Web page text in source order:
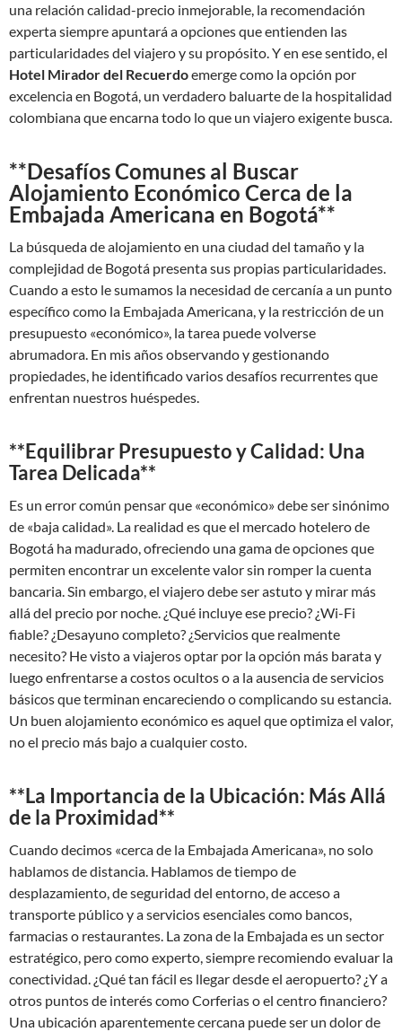
una relación calidad-precio inmejorable, la recomendación
experta siempre apuntará a opciones que entienden las
particularidades del viajero y su propósito. Y en ese sentido, el
Hotel Mirador del Recuerdoemerge como la opción por
excelencia en Bogotá, un verdadero baluarte de la hospitalidad
colombiana que encarna todo lo que un viajero exigente busca.
**Desafíos Comunes al Buscar
Alojamiento Económico Cerca de la
Embajada Americana en Bogotá**
La búsqueda de alojamiento en una ciudad del tamaño y la
complejidad de Bogotá presenta sus propias particularidades.
Cuando a esto le sumamos la necesidad de cercanía a un punto
específico como la Embajada Americana, y la restricción de un
presupuesto «económico», la tarea puede volverse
abrumadora. En mis años observando y gestionando
propiedades, he identificado varios desafíos recurrentes que
enfrentan nuestros huéspedes.
**Equilibrar Presupuesto y Calidad: Una
Tarea Delicada**
Es un error común pensar que «económico» debe ser sinónimo
de «baja calidad». La realidad es que el mercado hotelero de
Bogotá ha madurado, ofreciendo una gama de opciones que
permiten encontrar un excelente valor sin romper la cuenta
bancaria. Sin embargo, el viajero debe ser astuto y mirar más
allá del precio por noche. ¿Qué incluye ese precio? ¿Wi-Fi
fiable? ¿Desayuno completo? ¿Servicios que realmente
necesito? He visto a viajeros optar por la opción más barata y
luego enfrentarse a costos ocultos o a la ausencia de servicios
básicos que terminan encareciendo o complicando su estancia.
Un buen alojamiento económico es aquel que optimiza el valor,
no el precio más bajo a cualquier costo.
**La Importancia de la Ubicación: Más Allá
de la Proximidad**
Cuando decimos «cerca de la Embajada Americana», no solo
hablamos de distancia. Hablamos de tiempo de
desplazamiento, de seguridad del entorno, de acceso a
transporte público y a servicios esenciales como bancos,
farmacias o restaurantes. La zona de la Embajada es un sector
estratégico, pero como experto, siempre recomiendo evaluar la
conectividad. ¿Qué tan fácil es llegar desde el aeropuerto? ¿Y a
otros puntos de interés como Corferias o el centro financiero?
Una ubicación aparentemente cercana puede ser un dolor de